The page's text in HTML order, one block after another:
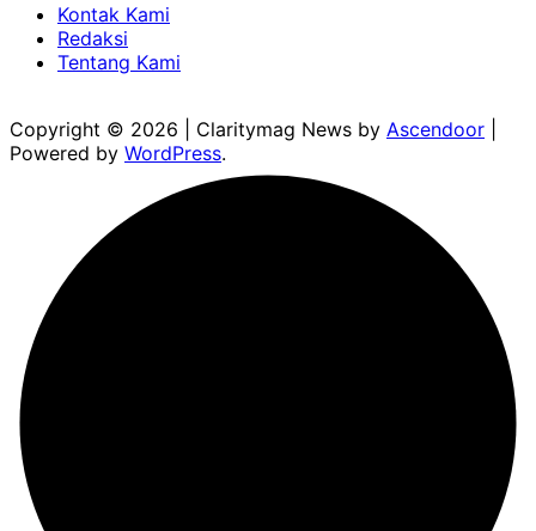
Kontak Kami
Redaksi
Tentang Kami
Copyright © 2026 | Claritymag News by Ascendoor
Powered by WordPress.